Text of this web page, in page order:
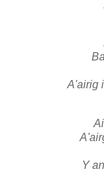
A'airig
Y